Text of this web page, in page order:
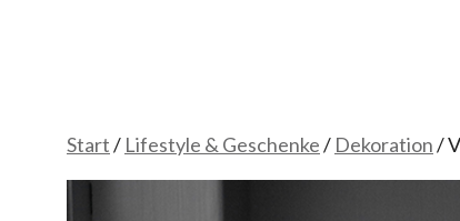
Start/ Lifestyle & Geschenke/ Dekoration/